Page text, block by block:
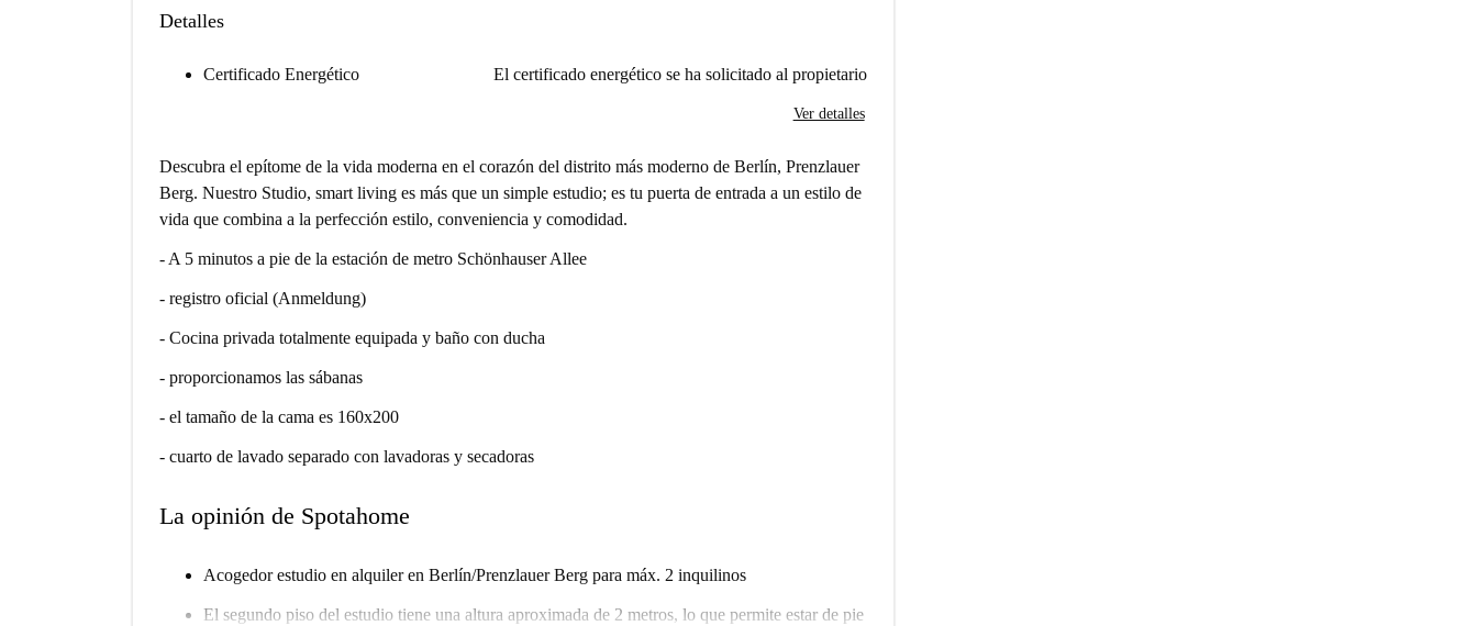
Detalles
Certificado Energético El certificado energético se ha solicitado al propietario
Ver detalles
Descubra el epítome de la vida moderna en el corazón del distrito más moderno de Berlín, Prenzlauer
Berg. Nuestro Studio, smart living es más que un simple estudio; es tu puerta de entrada a un estilo de
vida que combina a la perfección estilo, conveniencia y comodidad.
- A 5 minutos a pie de la estación de metro Schönhauser Allee
- registro oficial (Anmeldung)
- Cocina privada totalmente equipada y baño con ducha
- proporcionamos las sábanas
- el tamaño de la cama es 160x200
- cuarto de lavado separado con lavadoras y secadoras
La opinión de Spotahome
Acogedor estudio en alquiler en Berlín/Prenzlauer Berg para máx. 2 inquilinos
El segundo piso del estudio tiene una altura aproximada de 2 metros, lo que permite estar de pie